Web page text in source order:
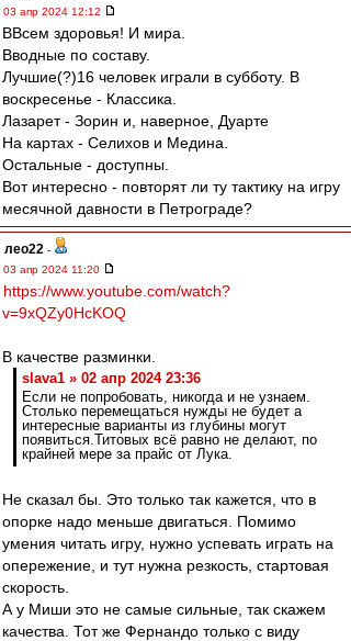
03 апр 2024 12:12
ВВсем здоровья! И мира.
Вводные по составу.
Лучшие(?)16 человек играли в субботу. В
воскресенье - Классика.
Лазарет - Зорин и, наверное, Дуарте
На картах - Селихов и Медина.
Остальные - доступны.
Вот интересно - повторят ли ту тактику на игру
месячной давности в Петрограде?
лео22 -
03 апр 2024 11:20
https://www.youtube.com/watch?
v=9xQZy0HcKOQ
В качестве разминки.
slava1 » 02 апр 2024 23:36
Если не попробовать, никогда и не узнаем.
Столько перемещаться нужды не будет а
интересные варианты из глубины могут
появиться.Титовых всё равно не делают, по
крайней мере за прайс от Лука.
Не сказал бы. Это только так кажется, что в
опорке надо меньше двигаться. Помимо
умения читать игру, нужно успевать играть на
опережение, и тут нужна резкость, стартовая
скорость.
А у Миши это не самые сильные, так скажем
качества. Тот же Фернандо только с виду